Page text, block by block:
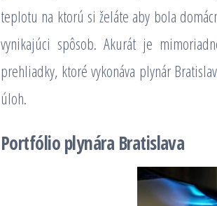
teplotu na ktorú si želáte aby bola
vynikajúci spôsob. Akurát je
prehliadky, ktoré vykonáva plynár
úloh.
Portfólio plynára Bratislava